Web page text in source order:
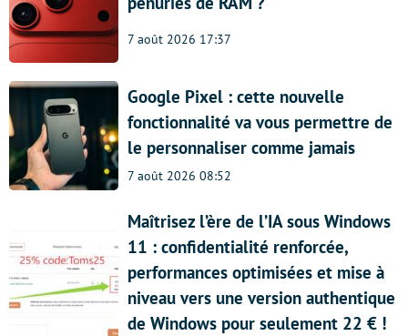
7 août 2026 17:37
Google Pixel : cette nouvelle
fonctionnalité va vous permettre de
le personnaliser comme jamais
7 août 2026 08:52
Maîtrisez l’ère de l’IA sous Windows
11 : confidentialité renforcée,
performances optimisées et mise à
niveau vers une version authentique
de Windows pour seulement 22 € !